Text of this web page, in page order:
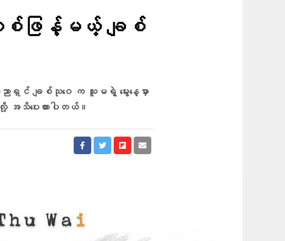
သစ်ဖြန့်မယ့် ချစ်
ရှင် ချစ်သုဝေ က သူမရဲ့ မွေးနေ့မှာ
ပေးထားပါတယ်။